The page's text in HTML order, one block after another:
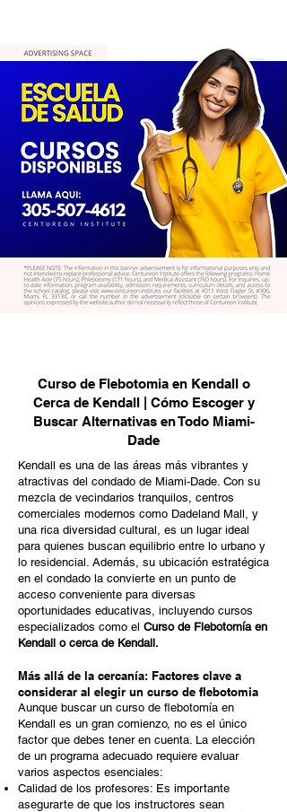
Curso de Flebotomia en Kendall o
Cerca de Kendall | Cómo Escoger y
Buscar Alternativas en Todo Miami-
Dade
Kendall es una de las áreas más vibrantes y
atractivas del condado de Miami-Dade. Con su
mezcla de vecindarios tranquilos, centros
comerciales modernos como Dadeland Mall, y
una rica diversidad cultural, es un lugar ideal
para quienes buscan equilibrio entre lo urbano y
lo residencial. Además, su ubicación estratégica
en el condado la convierte en un punto de
acceso conveniente para diversas
oportunidades educativas, incluyendo cursos
especializados como el Curso de Flebotomía en
Kendall o cerca de Kendall.
Más allá de la cercanía: Factores clave a
considerar al elegir un curso de flebotomia
Aunque buscar un curso de flebotomía en
Kendall es un gran comienzo, no es el único
factor que debes tener en cuenta. La elección
de un programa adecuado requiere evaluar
varios aspectos esenciales:
Calidad de los profesores: Es importante
asegurarte de que los instructores sean